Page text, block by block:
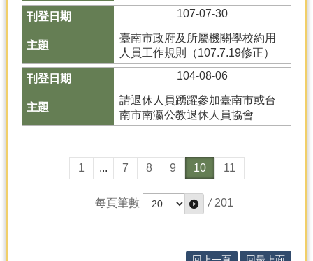
107-07-30
臺南市政府及所屬機關學校約用
人員工作規則（107.7.19修正）
104-08-06
請退休人員踴躍參加臺南市或台
南市南瀛公教退休人員協會
1 ... 7 8 9 10 11
每頁筆數 / 201